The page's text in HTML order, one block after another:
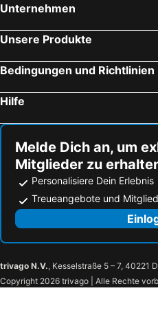
Unternehmen
Unsere Produkte
Bedingungen und Richtlinien
Hilfe
Melde Dich an, um
Mitglieder zu
Personalisiere Dein Erlebnis
Treueangebote und
trivago N.V., Kesselstraße 5 – 7, 40221
Copyright 2026 trivago | Alle Rechte